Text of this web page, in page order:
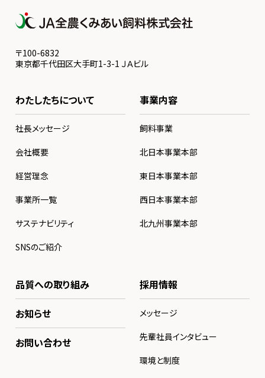
〒100-6832
東京都千代田区大手町1-3-1 ＪＡビル
わたしたちについて
社長メッセージ
会社概要
経営理念
事業所一覧
サステナビリティ
SNSのご紹介
事業内容
飼料事業
北日本事業本部
東日本事業本部
西日本事業本部
北九州事業本部
品質への取り組み
お知らせ
お問い合わせ
採用情報
メッセージ
先輩社員インタビュー
環境と制度